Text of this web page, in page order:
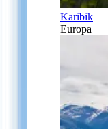
Karibik
Europa